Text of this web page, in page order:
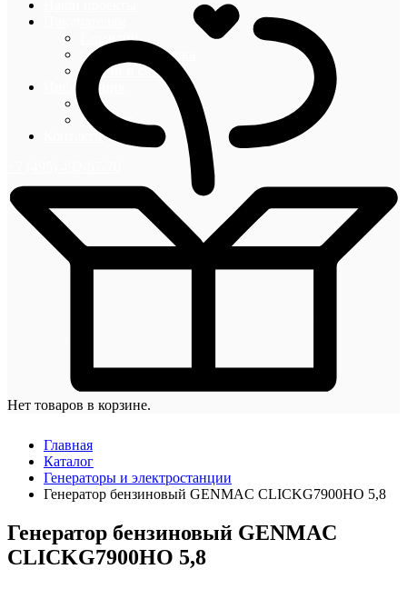
Гарантии
Оплата и доставка
Акции и скидки
Информация
Блог
Новости
Контакты
Нет товаров в корзине.
Главная
Каталог
Генераторы и электростанции
Генератор бензиновый GENMAC CLICKG7900HO 5,8
Генератор бензиновый GENMAC
CLICKG7900HO 5,8